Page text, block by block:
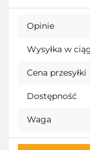
Opinie
Wysyłka w
Cena przesyłki
Dostępność
Waga